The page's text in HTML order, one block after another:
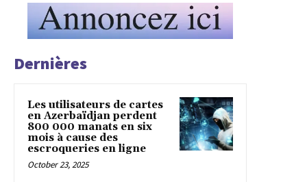
Dernières
Les utilisateurs de cartes
en Azerbaïdjan perdent
800 000 manats en six
mois à cause des
escroqueries en ligne
October 23, 2025